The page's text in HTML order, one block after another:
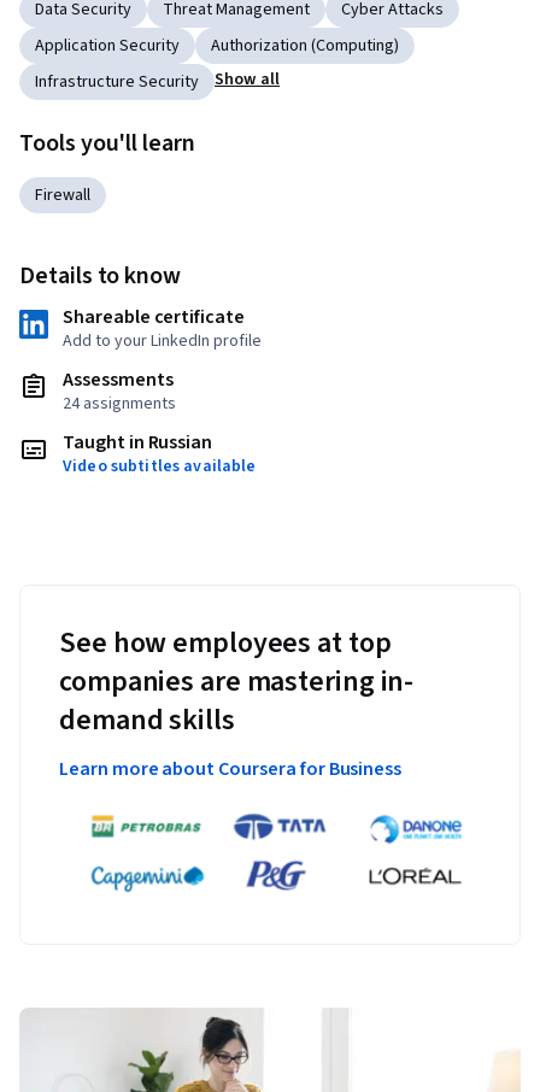
Data Security Threat Management
Cyber Attacks
Application Security
Authorization (Computing)
Infrastructure Security
Show all
Tools you'll learn
Firewall
Details to know
Shareable certificate
Add to your LinkedIn profile
Assessments
24 assignments
Taught in Russian
Video subtitles available
See how employees at top
companies are mastering in-
demand skills
Learn more about Coursera for Business